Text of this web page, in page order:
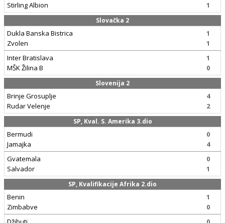
Stirling Albion
1
Slovačka 2
Dukla Banska Bistrica
Zvolen
1
1
Inter Bratislava
MŠK Žilina B
1
0
Slovenija 2
Brinje Grosuplje
Rudar Velenje
4
2
SP, Kval. S. Amerika 3.dio
Bermudi
Jamajka
0
4
Gvatemala
Salvador
0
1
SP, Kvalifikacije Afrika 2.dio
Benin
Zimbabve
1
0